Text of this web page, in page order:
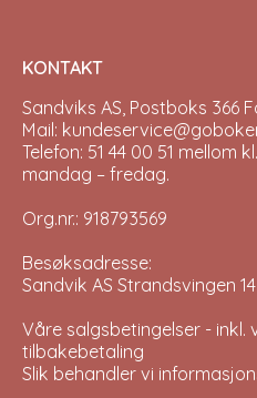
KONTAKT
Sandviks AS, Postboks 366
Mail:
Telefon: 51 44 00 51 mellom
mandag – fredag.
Org.nr.: 918793569
Besøksadresse:
Sandvik AS Strandsvingen
Våre salgsbetingelser - inkl.
tilbakebetaling
Slik behandler vi